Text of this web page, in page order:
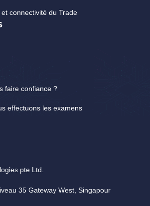
connectivité du Trade
faire confiance ?
effectuons les examens
pte Ltd.
35 Gateway West, Singapour